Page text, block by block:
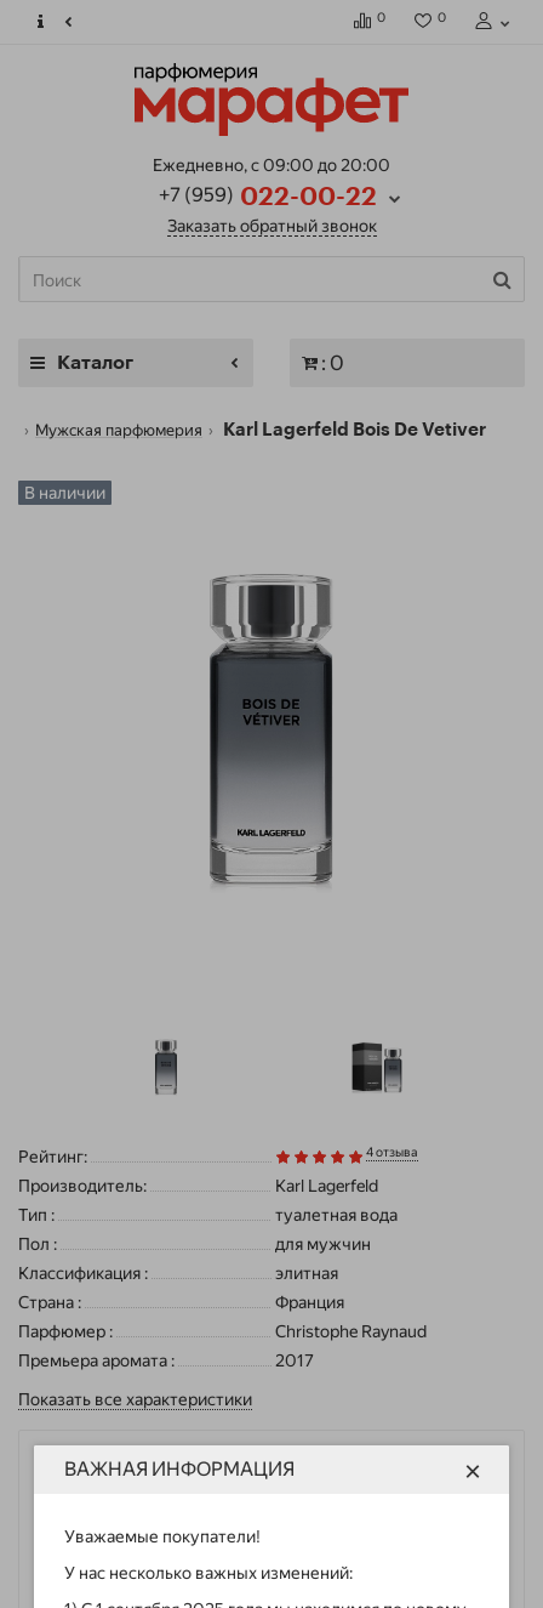
ВАЖНАЯ ИНФОРМАЦИЯ
Уважаемые покупатели!
У нас несколько важных изменений:
×
0 0
Ежедневно, с 09:00 до 20:00
+7 (959) 022-00-22
Заказать обратный звонок
Каталог : 0
Мужская парфюмерия Karl Lagerfeld Bois De Vetiver
В наличии
Рейтинг: 4 отзыва
Производитель:
Karl Lagerfeld
Тип :
туалетная вода
Пол :
для мужчин
Классификация :
элитная
Страна :
Франция
Парфюмер :
Christophe Raynaud
Премьера аромата :
2017
Показать все характеристики
Объём Цена